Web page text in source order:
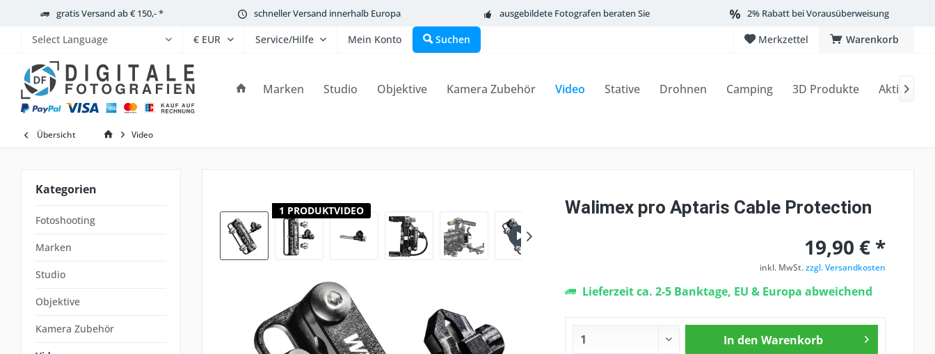
gratis Versand ab € 150,- * schneller Versand innerhalb Europa ausgebildete Fotografen beraten Sie 2% Rabatt bei Vorausüberweisung
Powered by
Warenkorb
Merkzettel
Service/Hilfe Mein Konto Suchen
Marken Studio Objektive Kamera Zubehör Video Stative Drohnen Camping 3D Produkte Aktionen

Übersicht Video
Kategorien
Fotoshooting
Marken
Studio
Objektive
Kamera Zubehör
1 PRODUKTVIDEO Walimex pro Aptaris Cable Protection
19,90 € *
inkl. MwSt.zzgl. Versandkosten
Lieferzeit ca. 2-5 Banktage, EU & Europa abweichend
In den Warenkorb